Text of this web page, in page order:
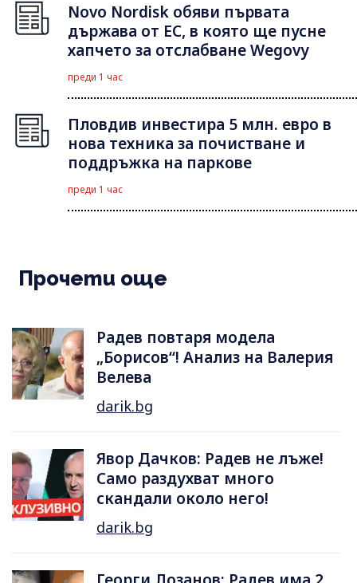
Novo Nordisk обяви първата
държава от ЕС, в която ще пусне
хапчето за отслабване Wegovy
преди 1 час
Пловдив инвестира 5 млн. евро в
нова техника за почистване и
поддръжка на паркове
преди 1 час
Прочети още
Радев повтаря модела
„Борисов“! Анализ на Валерия
Велева
darik.bg
Явор Дачков: Радев не лъже!
Само раздухват много
скандали около него!
darik.bg